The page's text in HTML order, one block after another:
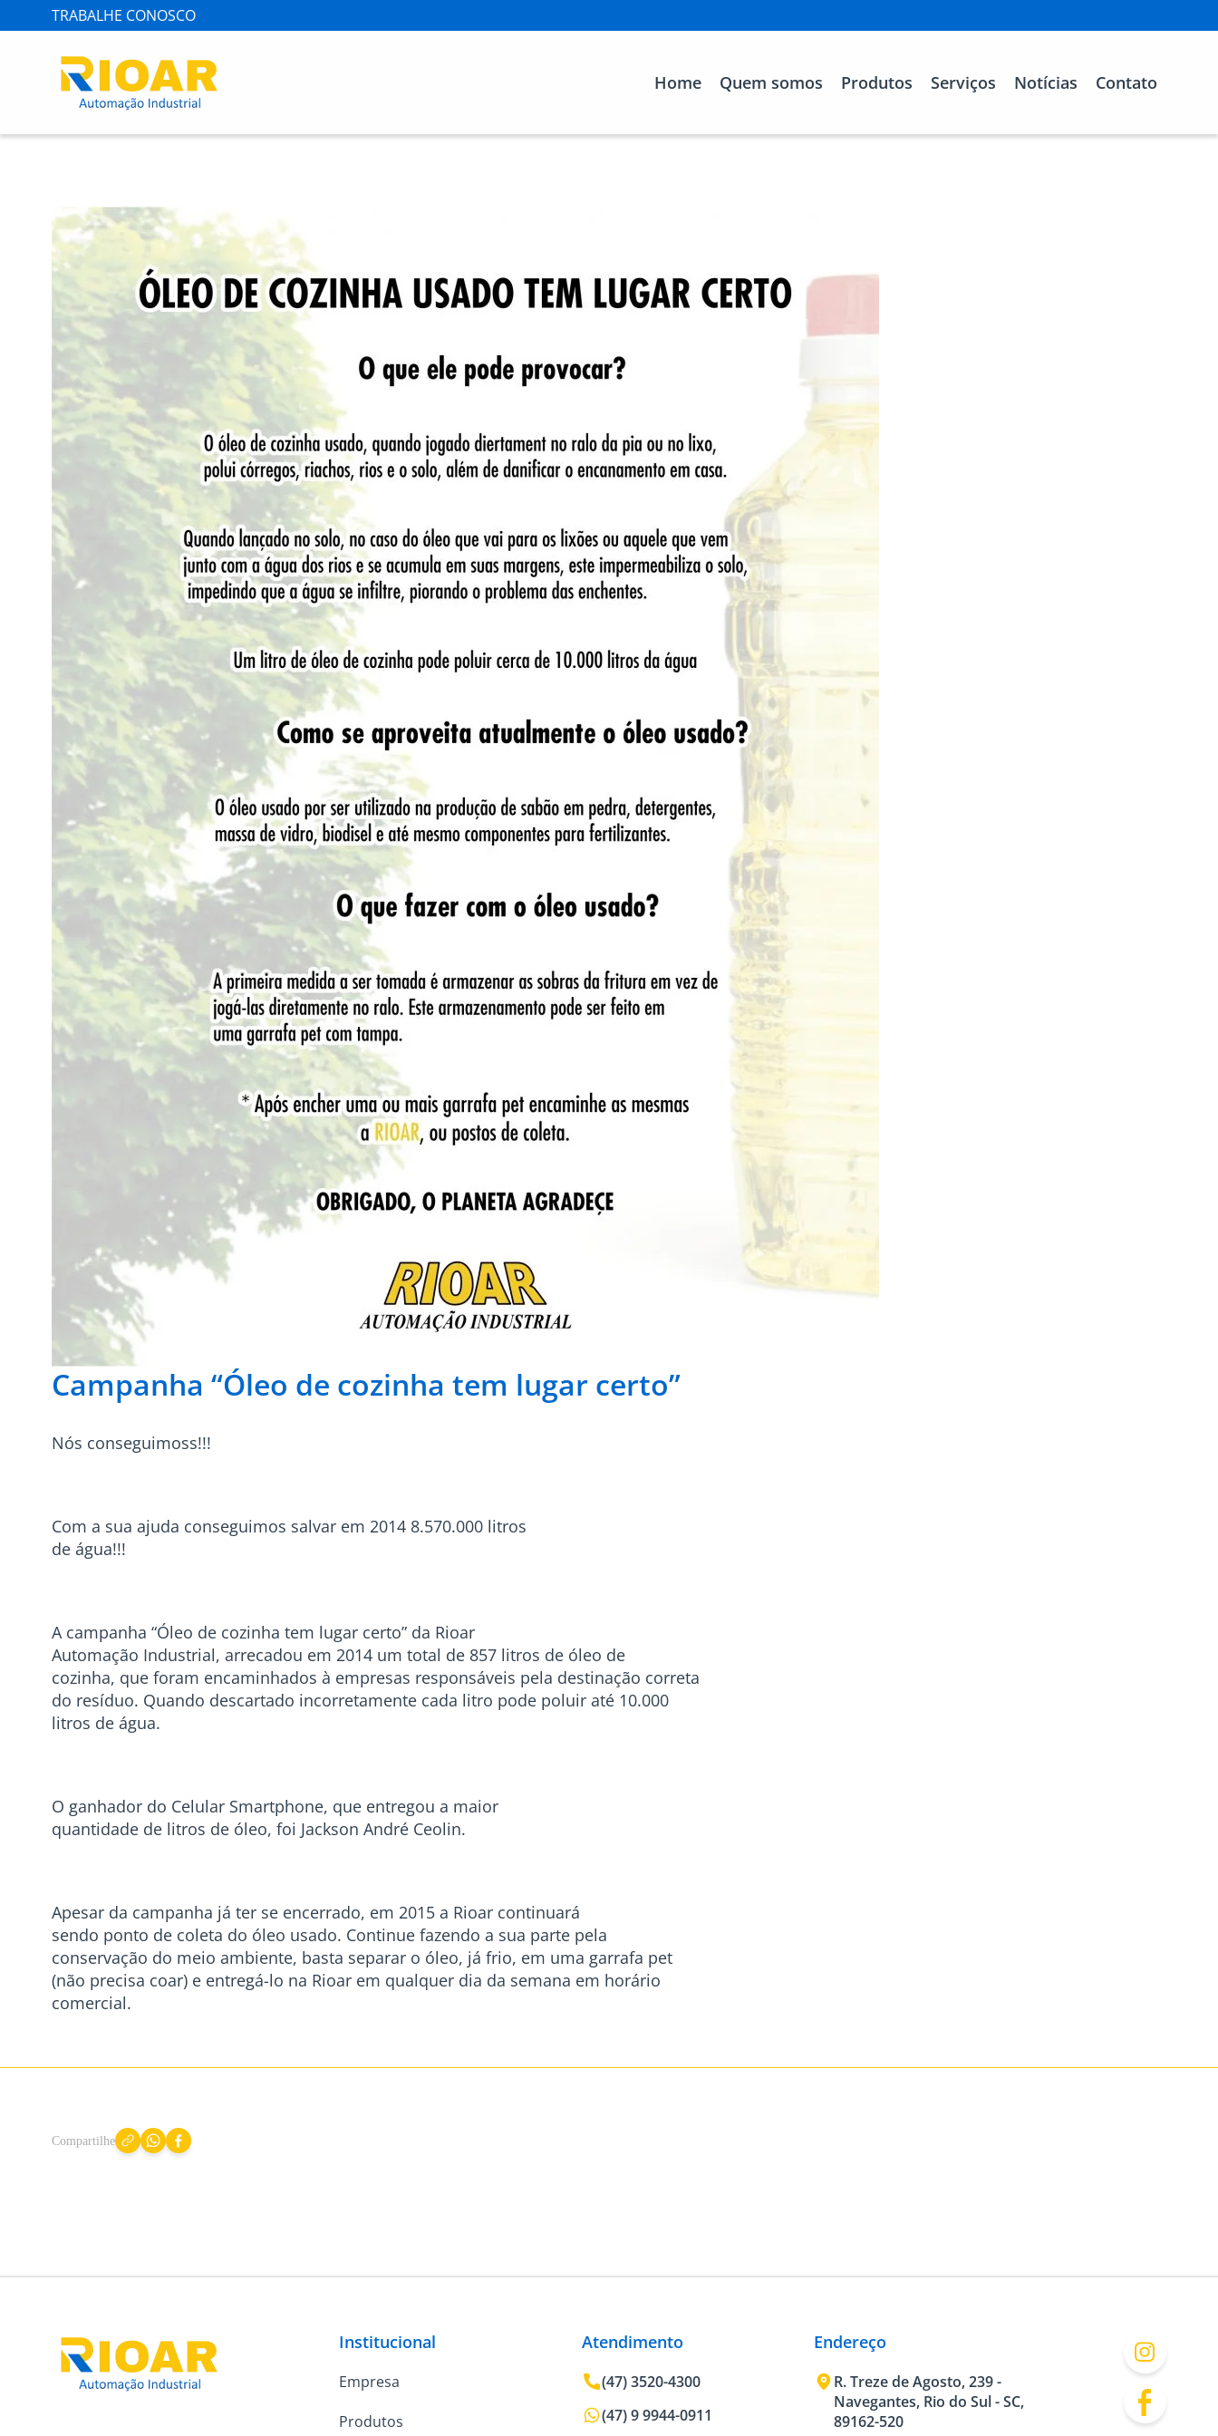
TRABALHE CONOSCO
Home Quem somos Produtos Serviços Notícias Contato
Campanha “Óleo de cozinha tem lugar certo”
Nós conseguimoss!!!
Com a sua ajuda conseguimos salvar em 2014 8.570.000 litros
de água!!!
A campanha “Óleo de cozinha tem lugar certo” da Rioar
Automação Industrial, arrecadou em 2014 um total de 857 litros de óleo de
cozinha, que foram encaminhados à empresas responsáveis pela destinação correta
do resíduo. Quando descartado incorretamente cada litro pode poluir até 10.000
litros de água.
O ganhador do Celular Smartphone, que entregou a maior
quantidade de litros de óleo, foi Jackson André Ceolin.
Apesar da campanha já ter se encerrado, em 2015 a Rioar continuará
sendo ponto de coleta do óleo usado. Continue fazendo a sua parte pela
conservação do meio ambiente, basta separar o óleo, já frio, em uma garrafa pet
(não precisa coar) e entregá-lo na Rioar em qualquer dia da semana em horário
comercial.
Compartilhe
Institucional
Empresa
Produtos
Atendimento
(47) 3520-4300
(47) 9 9944-0911
Endereço
R. Treze de Agosto, 239 -
Navegantes, Rio do Sul - SC,
89162-520